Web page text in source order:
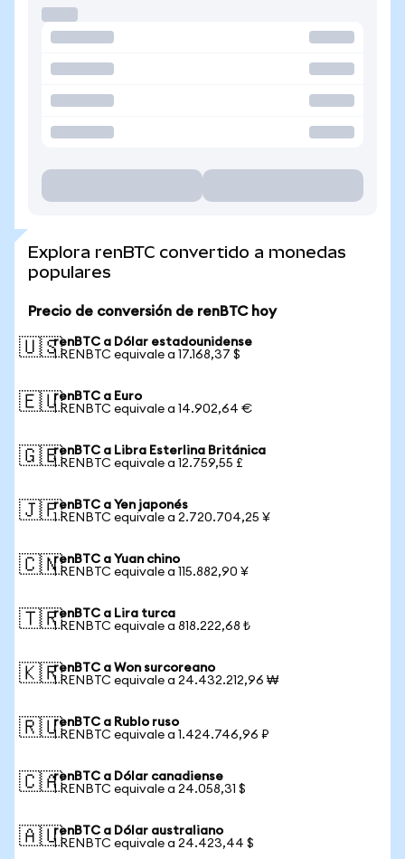
Explora renBTC convertido a monedas
populares
Precio de conversión de renBTC hoy
🇺🇸renBTC a Dólar estadounidense
1 RENBTC equivale a 17.168,37 $
🇪🇺renBTC a Euro
1 RENBTC equivale a 14.902,64 €
🇬🇧renBTC a Libra Esterlina Británica
1 RENBTC equivale a 12.759,55 £
🇯🇵renBTC a Yen japonés
1 RENBTC equivale a 2.720.704,25 ¥
🇨🇳renBTC a Yuan chino
1 RENBTC equivale a 115.882,90 ¥
🇹🇷renBTC a Lira turca
1 RENBTC equivale a 818.222,68 ₺
🇰🇷renBTC a Won surcoreano
1 RENBTC equivale a 24.432.212,96 ₩
🇷🇺renBTC a Rublo ruso
1 RENBTC equivale a 1.424.746,96 ₽
🇨🇦renBTC a Dólar canadiense
1 RENBTC equivale a 24.058,31 $
🇦🇺renBTC a Dólar australiano
1 RENBTC equivale a 24.423,44 $